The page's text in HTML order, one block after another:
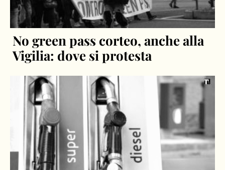
No green pass corteo, anche alla
Vigilia: dove si protesta